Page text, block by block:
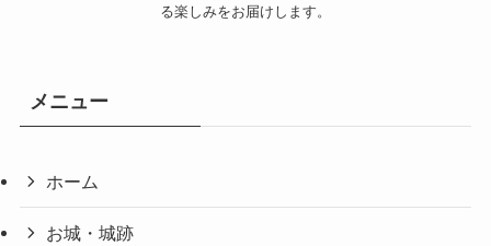
る楽しみをお届けします。
メニュー
ホーム
お城・城跡